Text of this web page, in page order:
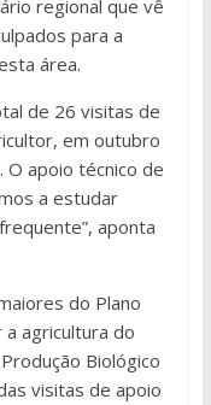
regional que vê
para a
área.
de 26 visitas de
em outubro
apoio técnico de
a estudar
aponta
do Plano
agricultura do
Biológico
visitas de apoio